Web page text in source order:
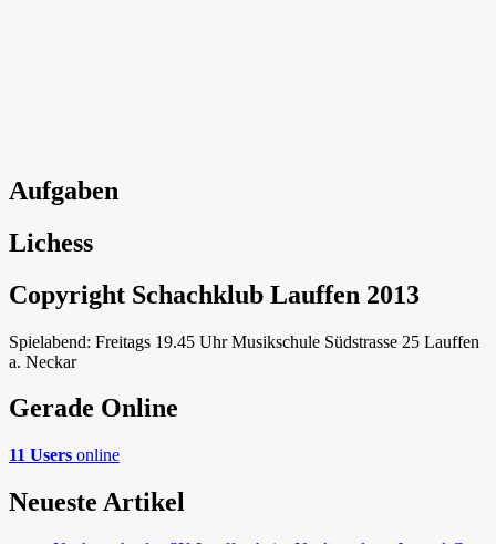
Aufgaben
Lichess
Copyright Schachklub Lauffen 2013
Spielabend: Freitags 19.45 Uhr Musikschule Südstrasse 25 Lauffen
a. Neckar
Gerade Online
11 Users online
Neueste Artikel